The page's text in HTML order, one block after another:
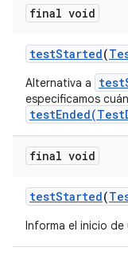
final void
testStarted(
Alternativa a
especificamos
final void
testStarted(
Informa el inicio